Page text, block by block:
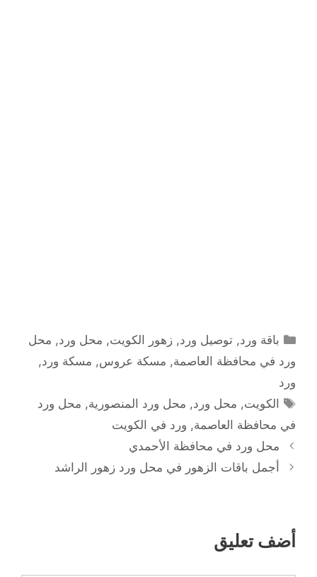
التصنيفات
باقة ورد,توصيل ورد,زهور الكويت, محل ورد, محل
ورد في محافظة العاصمة, مسكة عروس, مسكة ورد,
ورد
الوسوم
الكويت, محل ورد, محل ورد المنصورية, محل ورد
في محافظة العاصمة, ورد في الكويت
محل ورد في محافظة الأحمدي
أجمل باقات الزهور في محل ورد زهور الراشد
أضف تعليق